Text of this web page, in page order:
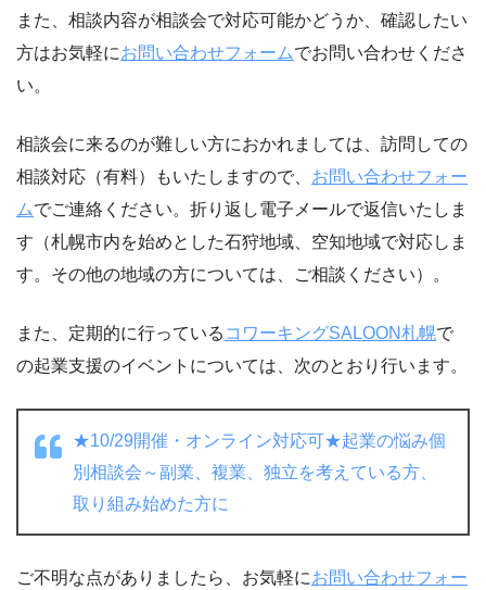
また、相談内容が相談会で対応可能かどうか、確認したい
方はお気軽にお問い合わせフォームでお問い合わせくださ
い。
相談会に来るのが難しい方におかれましては、訪問しての
相談対応（有料）もいたしますので、 お問い合わせフォー
ムでご連絡ください。折り返し電子メールで返信いたしま
す（札幌市内を始めとした石狩地域、空知地域で対応しま
す。その他の地域の方については、ご相談ください）。
また、定期的に行っている コワーキングSALOON札幌で
の起業支援のイベントについては、次のとおり行います。
★10/29開催・オンライン対応可★起業の悩み個
別相談会～副業、複業、独立を考えている方、
取り組み始めた方に
ご不明な点がありましたら、お気軽にお問い合わせフォー